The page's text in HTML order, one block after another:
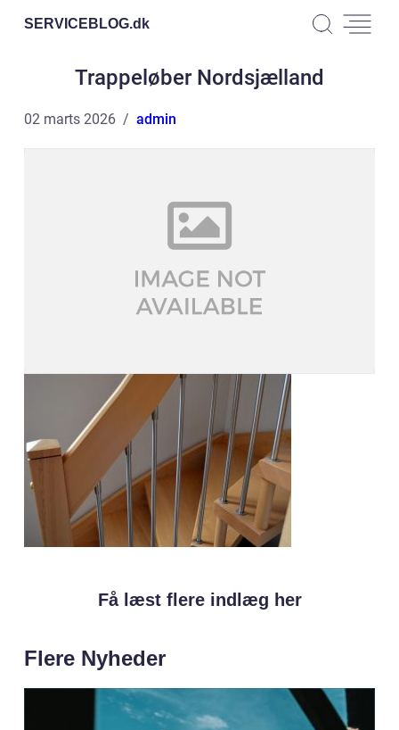
SERVICEBLOG.dk
Trappeløber Nordsjælland
02 marts 2026 admin
Få læst flere indlæg her
Flere Nyheder